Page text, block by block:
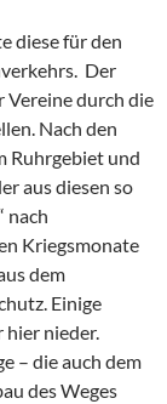
diese für den
Der
Vereine durch die
Nach den
Ruhrgebiet und
aus diesen so
nach
Kriegsmonate
dem
Einige
hier nieder.
– die auch dem
des Weges